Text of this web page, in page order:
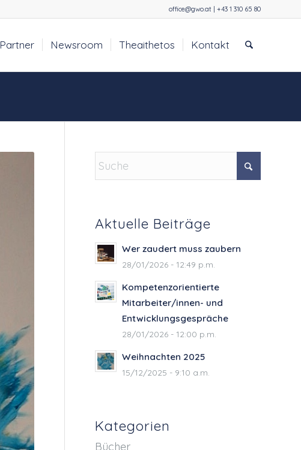
office@gwo.at | +43 1 310 65 80
Partner Newsroom Theaithetos Kontakt
Aktuelle Beiträge
Wer zaudert muss zaubern
28/01/2026 - 12:49 p.m.
Kompetenzorientierte
Mitarbeiter/innen- und
Entwicklungsgespräche
28/01/2026 - 12:00 p.m.
Weihnachten 2025
15/12/2025 - 9:10 a.m.
Kategorien
Bücher